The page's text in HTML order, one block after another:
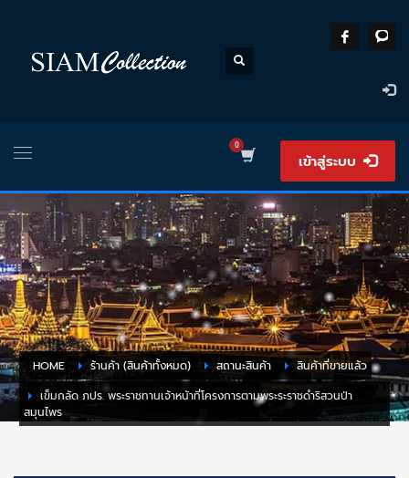
เข้าสู่ระบบ
HOME ร้านค้า (สินค้าทั้งหมด) สถานะสินค้า
สินค้าที่ขายแล้ว
เข็มกลัด ภปร. พระราชทานเจ้าหน้าที่โครงการตามพระระราชดำริสวนป่า
สมุนไพร